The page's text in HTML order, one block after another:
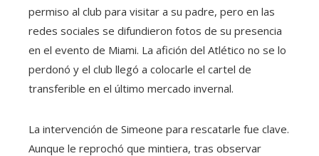
permiso al club para visitar a su padre, pero en las
redes sociales se difundieron fotos de su presencia
en el evento de Miami. La afición del Atlético no se lo
perdonó y el club llegó a colocarle el cartel de
transferible en el último mercado invernal.
La intervención de Simeone para rescatarle fue clave.
Aunque le reprochó que mintiera, tras observar